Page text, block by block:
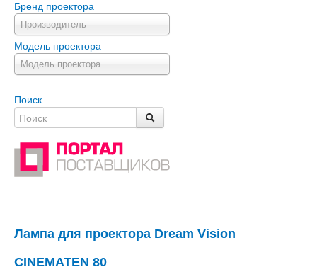
Бренд проектора
Производитель
Модель проектора
Модель проектора
Поиск
Лампа для проектора Dream Vision
CINEMATEN 80